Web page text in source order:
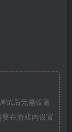
试后无需设置
在游戏内设置